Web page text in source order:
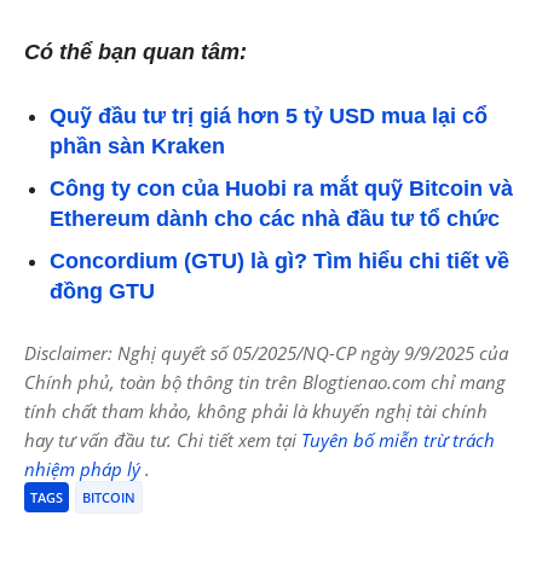
Có thể bạn quan tâm:
Quỹ đầu tư trị giá hơn 5 tỷ USD mua lại cổ
phần sàn Kraken
Công ty con của Huobi ra mắt quỹ Bitcoin và
Ethereum dành cho các nhà đầu tư tổ chức
Concordium (GTU) là gì? Tìm hiểu chi tiết về
đồng GTU
Disclaimer: Nghị quyết số 05/2025/NQ-CP ngày 9/9/2025 của
Chính phủ, toàn bộ thông tin trên Blogtienao.com chỉ mang
tính chất tham khảo, không phải là khuyến nghị tài chính
hay tư vấn đầu tư. Chi tiết xem tại Tuyên bố miễn trừ trách
nhiệm pháp lý.
TAGS BITCOIN